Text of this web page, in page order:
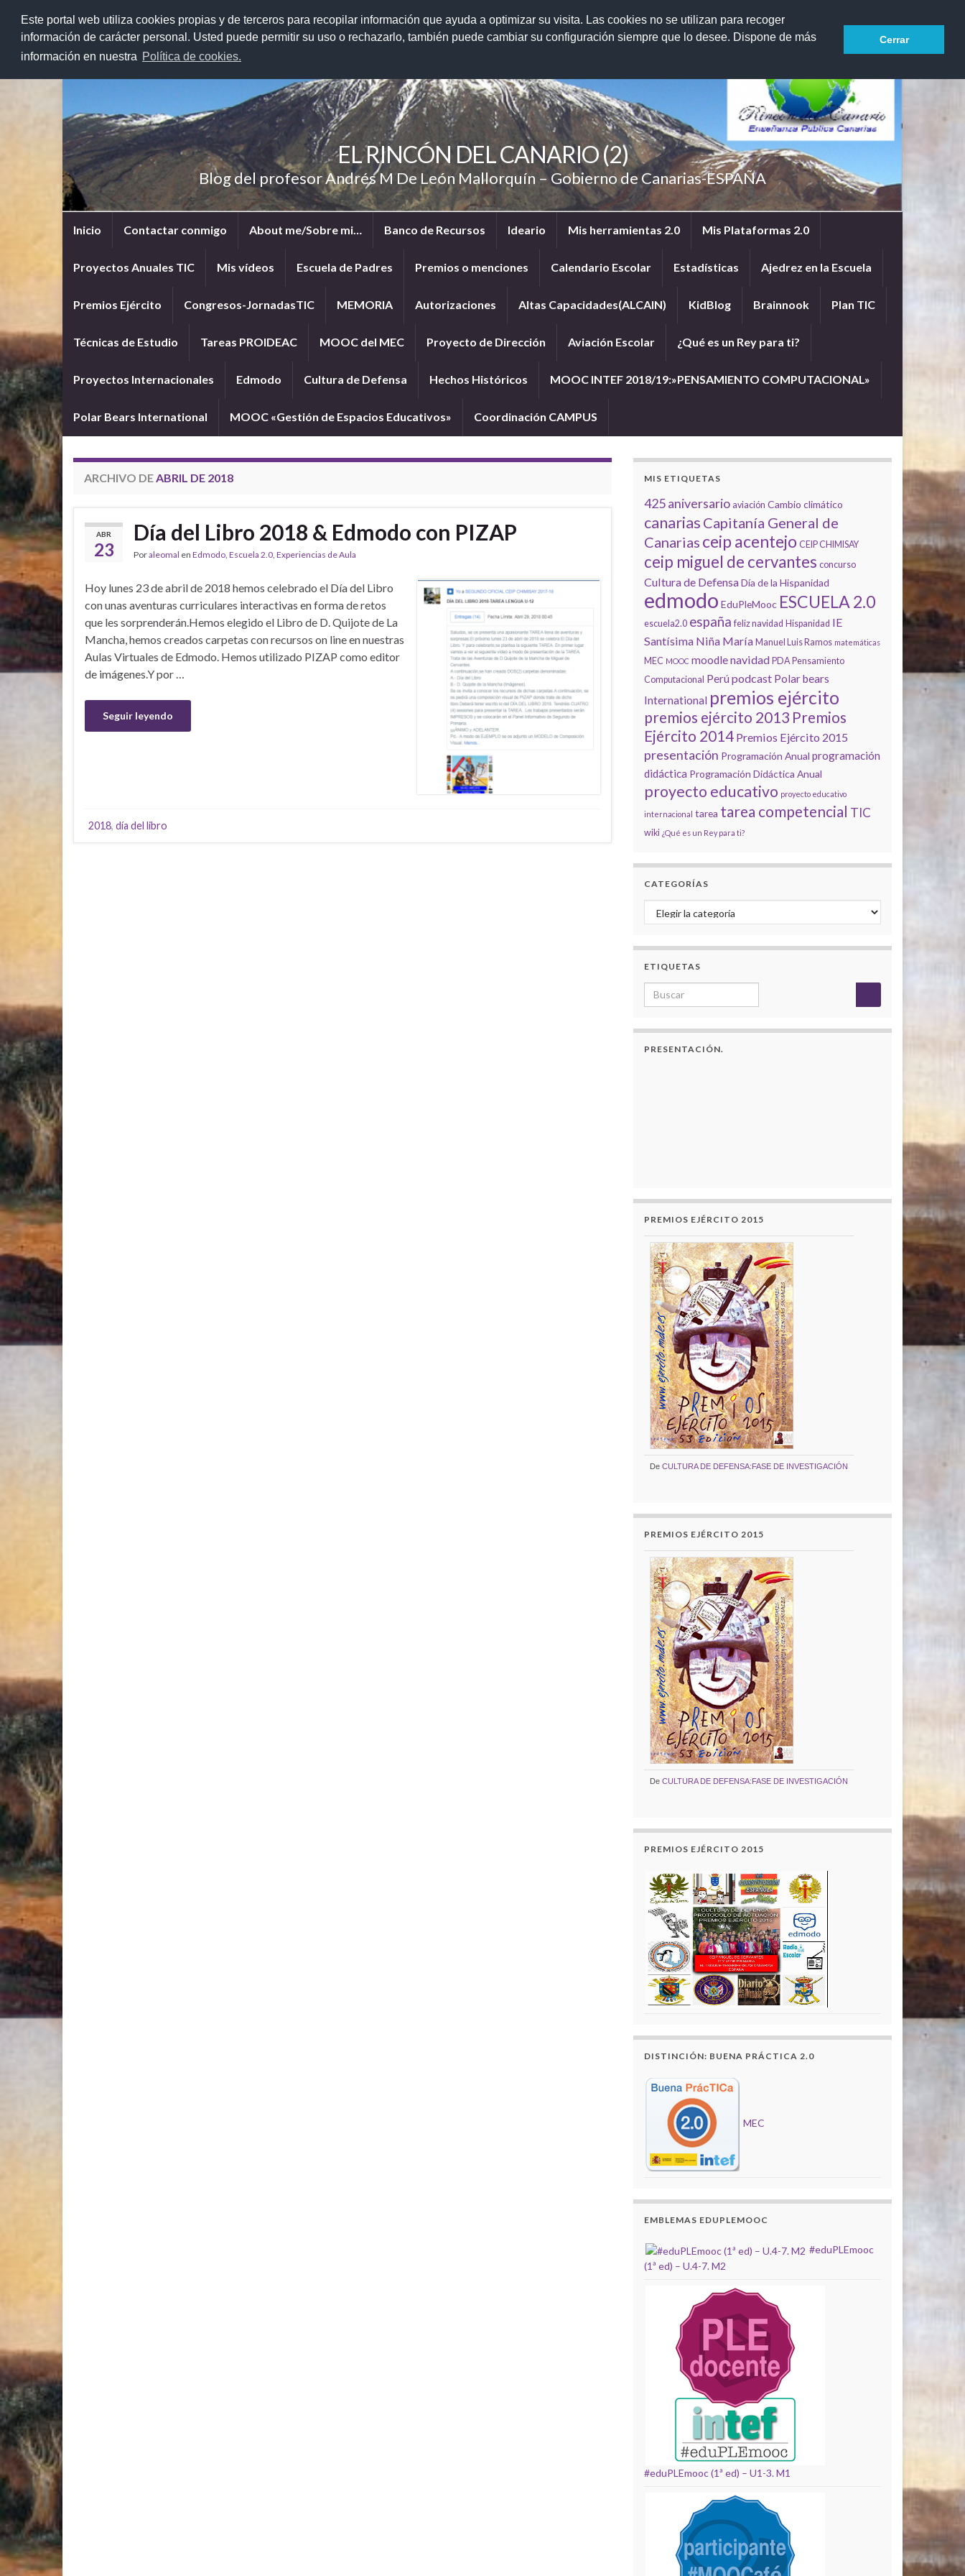
Este portal web utiliza cookies propias y de terceros para recopilar información que ayuda a optimizar su visita. Las cookies no se utilizan para recoger
información de carácter personal. Usted puede permitir su uso o rechazarlo, también puede cambiar su configuración siempre que lo desee. Dispone de más
información en nuestra Política de cookies.
Cerrar
Search for:
EL RINCÓN DEL CANARIO (2)
Blog del profesor Andrés M De León Mallorquín – Gobierno de Canarias-ESPAÑA
Inicio Contactar conmigo About me/Sobre mi… Banco de Recursos Ideario Mis herramientas 2.0 Mis Plataformas 2.0
Proyectos Anuales TIC Mis vídeos Escuela de Padres Premios o menciones Calendario Escolar Estadísticas Ajedrez en la Escuela
Premios Ejército Congresos-JornadasTIC MEMORIA Autorizaciones Altas Capacidades(ALCAIN) KidBlog Brainnook Plan TIC
Técnicas de Estudio Tareas PROIDEAC MOOC del MEC Proyecto de Dirección Aviación Escolar ¿Qué es un Rey para ti?
Proyectos Internacionales Edmodo Cultura de Defensa Hechos Históricos MOOC INTEF 2018/19:»PENSAMIENTO COMPUTACIONAL»
Polar Bears International MOOC «Gestión de Espacios Educativos» Coordinación CAMPUS
ARCHIVO DE ABRIL DE 2018
ABR
23
Día del Libro 2018 & Edmodo con PIZAP
Poraleomal en Edmodo Escuela 2.0 Experiencias de Aula
Hoy lunes 23 de abril de 2018 hemos celebrado el Día del Libro
con unas aventuras curriculares interactivas en forma de retos
que les sorprenderán.Hemos elegido el Libro de D. Quijote de La
Mancha, hemos creados carpetas con recursos on line en nuestras
Aulas Virtuales de Edmodo. Hemos utilizado PIZAP como editor
de imágenes.Y por …
Seguir leyendo
2018, día del libro
MIS ETIQUETAS
425 aniversario aviación Cambio climático
canarias Capitanía General de
Canarias ceip acentejo CEIP CHIMISAY
ceip miguel de cervantes concurso
Cultura de DefensaDía de la Hispanidad
edmodo EduPleMooc ESCUELA 2.0
escuela2.0 españa feliz navidad Hispanidad IE
Santísima Niña María Manuel Luis Ramos matemáticas
MEC MOOC moodlenavidad PDA Pensamiento
Computacional Perú podcast Polar bears
International premios ejército
premios ejército 2013 Premios
Ejército 2014 Premios Ejército 2015
presentación Programación Anual programación
didáctica Programación Didáctica Anual
proyecto educativo proyecto educativo
internacional tarea tarea competencial TIC
wiki ¿Qué es un Rey para ti?
CATEGORÍAS
Categorías
ETIQUETAS
Search for:
PRESENTACIÓN.
PREMIOS EJÉRCITO 2015
De CULTURA DE DEFENSA:FASE DE INVESTIGACIÓN
PREMIOS EJÉRCITO 2015
De CULTURA DE DEFENSA:FASE DE INVESTIGACIÓN
PREMIOS EJÉRCITO 2015
DISTINCIÓN: BUENA PRÁCTICA 2.0
MEC
EMBLEMAS EDUPLEMOOC
#eduPLEmooc
(1ª ed) – U.4-7. M2
#eduPLEmooc (1ª ed) – U1-3. M1